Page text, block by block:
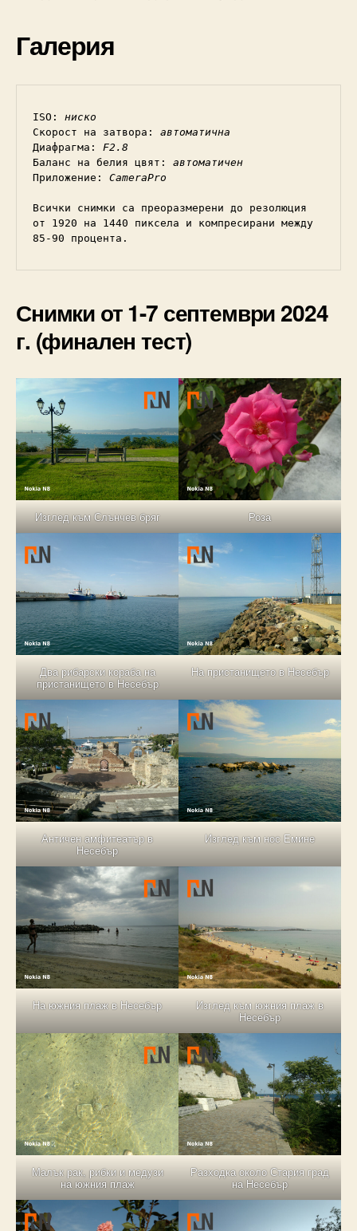
Галерия
ISO: ниско
Скорост на затвора: автоматична
Диафрагма: F2.8
Баланс на белия цвят: автоматичен
Приложение: CameraPro
Всички снимки са преоразмерени до резолюция
от 1920 на 1440 пиксела и компресирани между
85-90 процента.
Снимки от 1-7 септември 2024
г. (финален тест)
Изглед към Слънчев бряг Роза
Два рибарски кораба на
пристанището в Несебър
На пристанището в Несебър
Античен амфитеатър в
Несебър
Изглед към нос Емине
На южния плаж в Несебър Изглед към южния плаж в
Несебър
Малък рак, рибки и медузи
на южния плаж
Разходка около Стария град
на Несебър